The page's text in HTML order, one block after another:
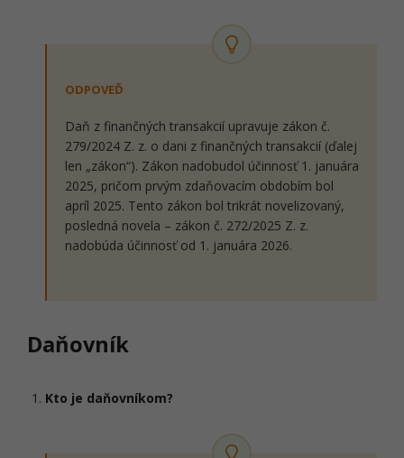
ODPOVEĎ
Daň z finančných transakcií upravuje zákon č.
279/2024 Z. z. o dani z finančných transakcií (ďalej
len „zákon“). Zákon nadobudol účinnosť 1. januára
2025, pričom prvým zdaňovacím obdobím bol
apríl 2025. Tento zákon bol trikrát novelizovaný,
posledná novela – zákon č. 272/2025 Z. z.
nadobúda účinnosť od 1. januára 2026.
Daňovník
Kto je daňovníkom?